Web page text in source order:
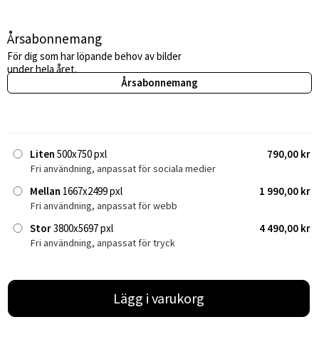
Årsabonnemang
För dig som har löpande behov av bilder
under hela året.
Årsabonnemang
Liten 500x750 pxl 790,00 kr
Fri användning, anpassat för sociala medier
Mellan 1667x2499 pxl 1 990,00 kr
Fri användning, anpassat för webb
Stor3800x5697 pxl 4 490,00 kr
Fri användning, anpassat för tryck
Lägg i varukorg